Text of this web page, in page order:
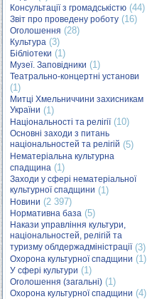
Консультації з громадськістю (44)
Звіт про проведену роботу (16)
Оголошення (28)
Культура (3)
Бібліотеки (1)
Музеї. Заповідники (1)
Театрально-концертні установи
(1)
Митці Хмельниччини захисникам
України (1)
Національності та релігії(10)
Основні заходи з питань
національностей та релігій (5)
Нематеріальна культурна
спадщина (1)
Заходи у сфері нематеріальної
культурної спадщини (1)
Новини (2 397)
Нормативна база (5)
Накази управління культури,
національностей, релігій та
туризму облдержадміністрації(3)
Охорона культурної спадщини (1)
У сфері культури (1)
Оголошення (загальні) (1)
Охорона культурної спадщини (4)